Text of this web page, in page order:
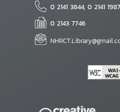
0 2141 3844, 0 2141
0 2143 7746